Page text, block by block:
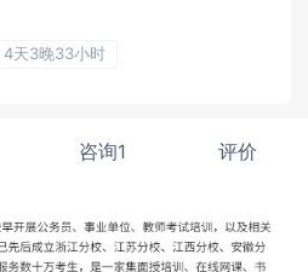
4天3晚33小时
咨询1 评价